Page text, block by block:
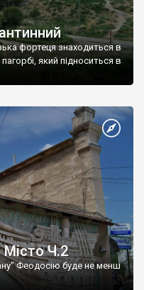
фортеця знаходиться в
який підноситься в
Ч.2
Феодосію буде не менш